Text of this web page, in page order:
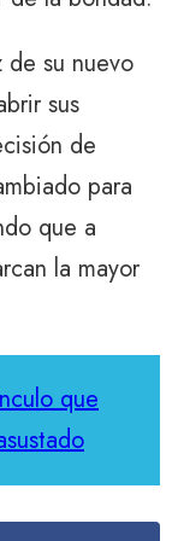
su nuevo
sus
de
para
que a
la mayor
que